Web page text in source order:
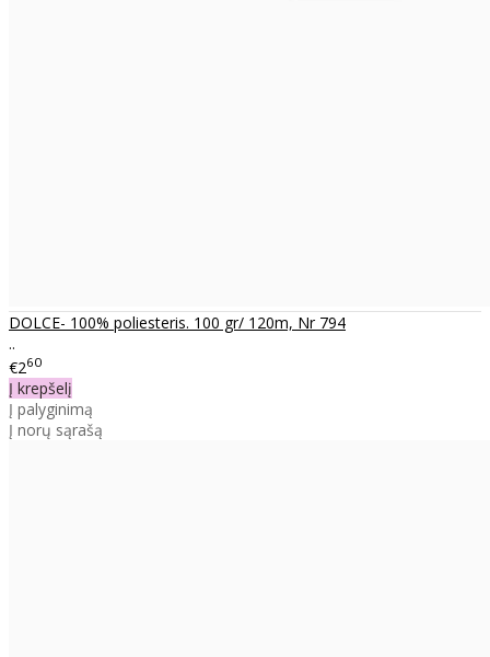
DOLCE- 100% poliesteris. 100 gr/ 120m, Nr 794
..
€260
Į krepšelį
Į palyginimą
Į norų sąrašą